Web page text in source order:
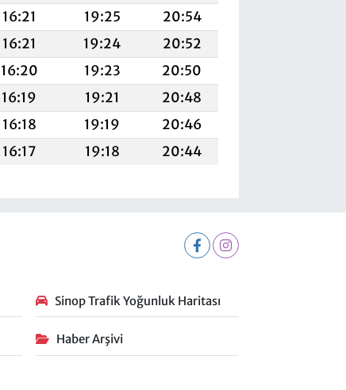
16:21 19:25
20:54
16:21 19:24
20:52
16:20 19:23
20:50
16:19 19:21
20:48
16:18 19:19
20:46
16:17 19:18 20:44
Sinop Trafik Yoğunluk Haritası
Haber Arşivi